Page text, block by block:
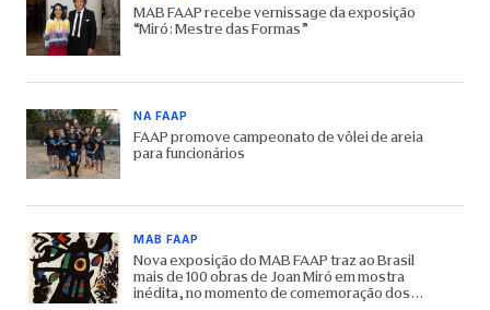
MAB FAAP recebe vernissage da exposição
“Miró: Mestre das Formas”
NA FAAP
FAAP promove campeonato de vôlei de areia
para funcionários
MAB FAAP
Nova exposição do MAB FAAP traz ao Brasil
mais de 100 obras de Joan Miró em mostra
inédita, no momento de comemoração dos